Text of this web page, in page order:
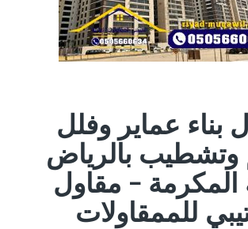
بناء عماير وفلل
وتشطيب بالرياض
– مقاول
للممقاولات